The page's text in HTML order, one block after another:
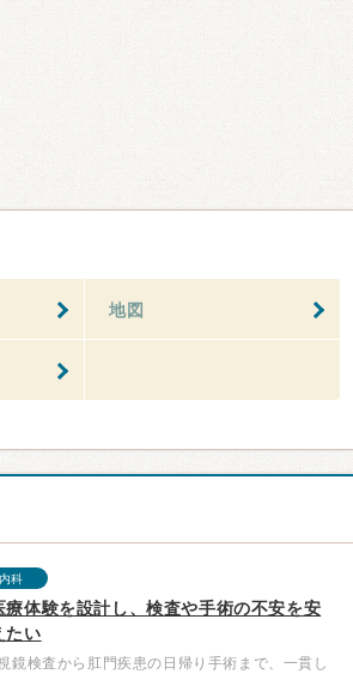
地図
科
療体験を設計し、検査や手術の不安を安
たい
鏡検査から肛門疾患の日帰り手術まで、一貫し